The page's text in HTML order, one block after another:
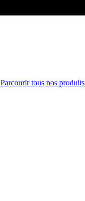
Parcourir tous nos produits